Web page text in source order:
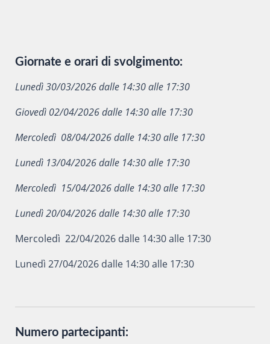
Giornate e orari di svolgimento:
Lunedì 30/03/2026 dalle 14:30 alle 17:30
Giovedì 02/04/2026 dalle 14:30 alle 17:30
Mercoledì 08/04/2026 dalle 14:30 alle 17:30
Lunedì 13/04/2026 dalle 14:30 alle 17:30
Mercoledì 15/04/2026 dalle 14:30 alle 17:30
Lunedì 20/04/2026 dalle 14:30 alle 17:30
Mercoledì 22/04/2026 dalle 14:30 alle 17:30
Lunedì 27/04/2026 dalle 14:30 alle 17:30
Numero partecipanti: